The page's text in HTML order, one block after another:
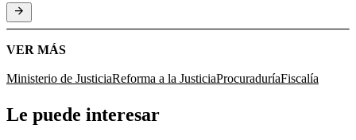
VER MÁS
Ministerio de JusticiaReforma a la JusticiaProcuraduríaFiscalía
Le puede interesar